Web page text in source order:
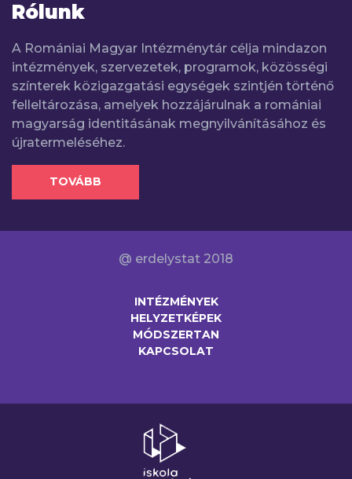
Rólunk
A Romániai Magyar Intézménytár célja mindazon
intézmények, szervezetek, programok, közösségi
színterek közigazgatási egységek szintjén történő
felleltározása, amelyek hozzájárulnak a romániai
magyarság identitásának megnyilvánításához és
újratermeléséhez.
TOVÁBB
@ erdelystat 2018
INTÉZMÉNYEK
HELYZETKÉPEK
MÓDSZERTAN
KAPCSOLAT